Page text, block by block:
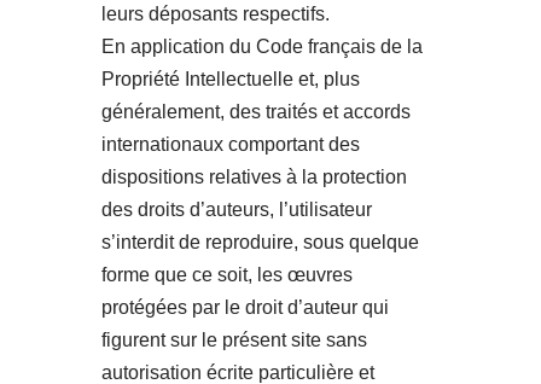
leurs déposants respectifs.
En application du Code français de la
Propriété Intellectuelle et, plus
généralement, des traités et accords
internationaux comportant des
dispositions relatives à la protection
des droits d’auteurs, l’utilisateur
s’interdit de reproduire, sous quelque
forme que ce soit, les œuvres
protégées par le droit d’auteur qui
figurent sur le présent site sans
autorisation écrite particulière et